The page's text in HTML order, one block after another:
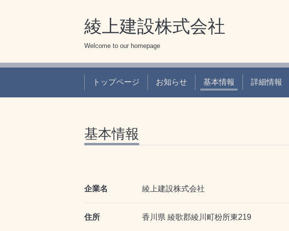
綾上建設株式会社
Welcome to our homepage
トップページ お知らせ 基本情報 詳細情報
基本情報
企業名 綾上建設株式会社
住所 香川県 綾歌郡綾川町枌所東219